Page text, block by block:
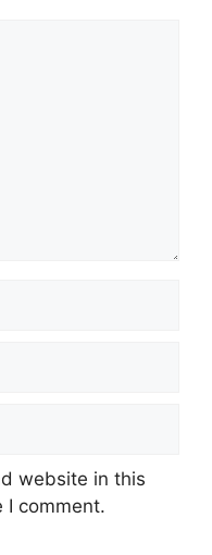
website in this
I comment.